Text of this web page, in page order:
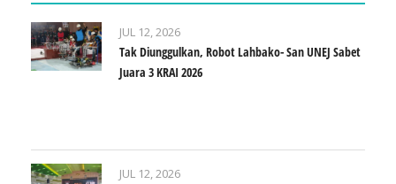
JUL 12, 2026
Tak Diunggulkan, Robot Lahbako- San UNEJ Sabet
Juara 3 KRAI 2026
JUL 12, 2026